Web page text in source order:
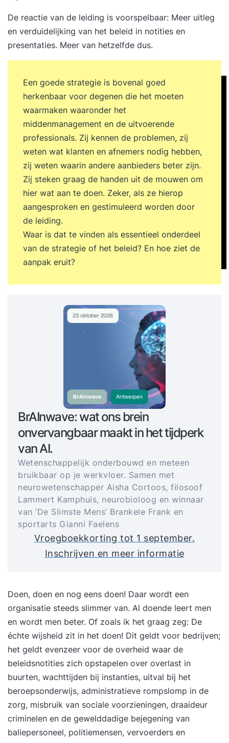
De reactie van de leiding is voorspelbaar: Meer uitleg
en verduidelijking van het beleid in notities en
presentaties. Meer van hetzelfde dus.
Een goede strategie is bovenal goed
herkenbaar voor degenen die het moeten
waarmaken waaronder het
middenmanagement en de uitvoerende
professionals. Zij kennen de problemen, zij
weten wat klanten en afnemers nodig hebben,
zij weten waarin andere aanbieders beter zijn.
Zij steken graag de handen uit de mouwen om
hier wat aan te doen. Zeker, als ze hierop
aangesproken en gestimuleerd worden door
de leiding.
Waar is dat te vinden als essentieel onderdeel
van de strategie of het beleid? En hoe ziet de
aanpak eruit?
BrAInwave: wat ons brein
onvervangbaar maakt in het tijdperk
van AI.
Wetenschappelijk onderbouwd en meteen
bruikbaar op je werkvloer. Samen met
neurowetenschapper Aisha Cortoos, filosoof
Lammert Kamphuis, neurobioloog en winnaar
van ‘De Slimste Mens’ Brankele Frank en
sportarts Gianni Faelens
Vroegboekkorting tot 1 september.
Inschrijven en meer informatie
Doen, doen en nog eens doen! Daar wordt een
organisatie steeds slimmer van. Al doende leert men
en wordt men beter. Of zoals ik het graag zeg: De
échte wijsheid zit in het doen! Dit geldt voor bedrijven;
het geldt evenzeer voor de overheid waar de
beleidsnotities zich opstapelen over overlast in
buurten, wachttijden bij instanties, uitval bij het
beroepsonderwijs, administratieve rompslomp in de
zorg, misbruik van sociale voorzieningen, draaideur
criminelen en de gewelddadige bejegening van
baliepersoneel, politiemensen, vervoerders en